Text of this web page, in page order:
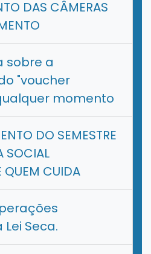
DAS CÂMERAS
sobre a
"voucher
momento
DO SEMESTRE
SOCIAL
QUEM CUIDA
Seca.